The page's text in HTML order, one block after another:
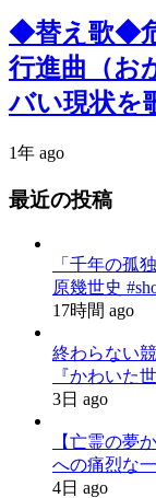
◆替え歌◆
行進曲（お
バい現状を
1年 ago
最近の投稿
「千年の孤
原幾世史
17時間 ago
終わらない
『かわいた
3日 ago
【亡霊の夢
への痛烈な
4日 ago